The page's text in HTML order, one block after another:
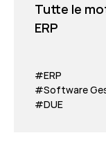
Tutte le
ERP
#ERP
#Software
#DUE